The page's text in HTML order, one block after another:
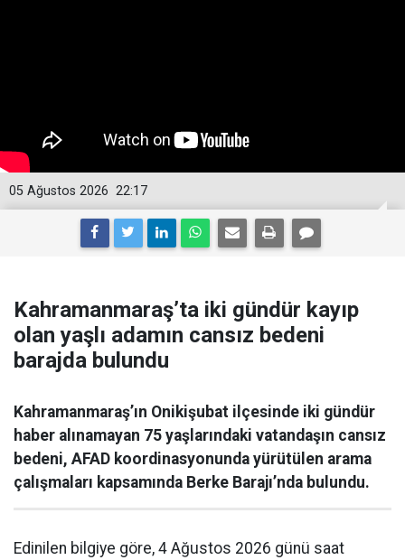
22:17
05 Ağustos 2026
Kahramanmaraş’ta iki gündür kayıp
olan yaşlı adamın cansız bedeni
barajda bulundu
Kahramanmaraş’ın Onikişubat ilçesinde iki gündür
haber alınamayan 75 yaşlarındaki vatandaşın cansız
bedeni, AFAD koordinasyonunda yürütülen arama
çalışmaları kapsamında Berke Barajı’nda bulundu.
Edinilen bilgiye göre, 4 Ağustos 2026 günü saat